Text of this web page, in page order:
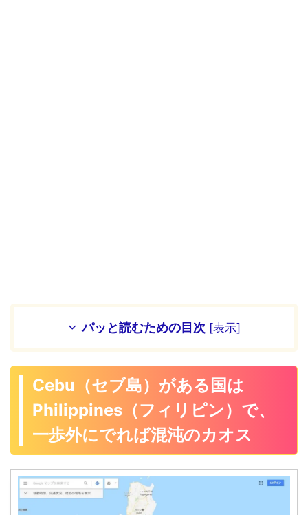
パッと読むための目次 [表示]
Cebu（セブ島）がある国は
Philippines（フィリピン）で、
一歩外にでれば混沌のカオス